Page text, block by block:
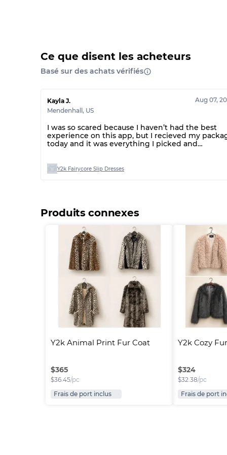
Ce que disent les acheteurs
Basé sur des achats vérifiés
Kayla J.
Mendenhall , US
Aug 07,
I was so scared because I haven’t had the best
experience on this app, but I recieved my
today and it was everything I picked and
Y2k Fairycore Slip Dresses
Produits connexes
Y2k Animal Print Fur Coat
$365
$36.45/pc
Frais de port inclus
Y2k Cozy
$324
$32.38/pc
Frais de port